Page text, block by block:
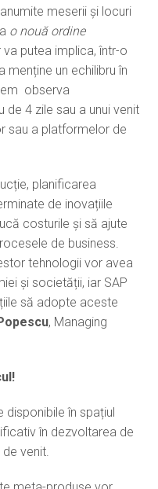
meserii și locuri
o nouă ordine
putea implica, într-o
menține un echilibru în
observa
de 4 zile sau a unui venit
sau a platformelor de
planificarea
de inovațiile
costurile și să ajute
de business.
tehnologii vor avea
și societății, iar SAP
să adopte aceste
, Managing
disponibile în spațiul
în dezvoltarea de
venit.